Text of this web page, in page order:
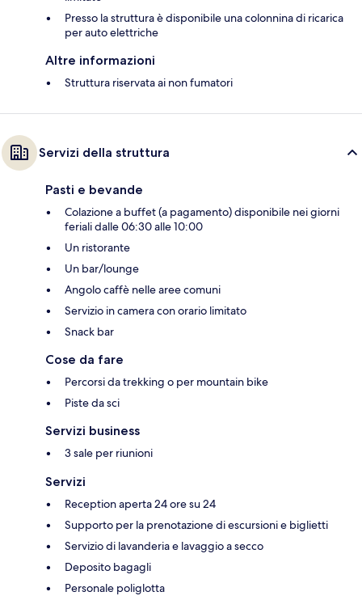
Presso la struttura è disponibile una colonnina di ricarica
per auto elettriche
Altre informazioni
Struttura riservata ai non fumatori
Servizi della struttura
Pasti e bevande
Colazione a buffet (a pagamento) disponibile nei giorni
feriali dalle 06:30 alle 10:00
Un ristorante
Un bar/lounge
Angolo caffè nelle aree comuni
Servizio in camera con orario limitato
Snack bar
Cose da fare
Percorsi da trekking o per mountain bike
Piste da sci
Servizi business
3 sale per riunioni
Servizi
Reception aperta 24 ore su 24
Supporto per la prenotazione di escursioni e biglietti
Servizio di lavanderia e lavaggio a secco
Deposito bagagli
Personale poliglotta